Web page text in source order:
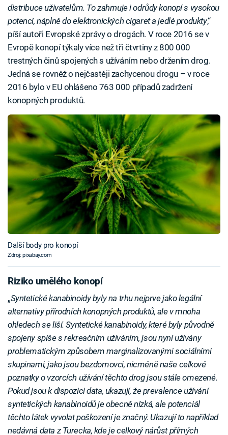
distribuce uživatelům. To zahrnuje i odrůdy konopí s vysokou
potencí, náplně do elektronických cigaret a jedlé produkty,“
píší autoři Evropské zprávy o drogách. V roce 2016 se v
Evropě konopí týkaly více než tři čtvrtiny z 800 000
trestných činů spojených s užíváním nebo držením drog.
Jedná se rovněž o nejčastěji zachycenou drogu – v roce
2016 bylo v EU ohlášeno 763 000 případů zadržení
konopných produktů.
Další body pro konopí
Zdroj: pixabay.com
Riziko umělého konopí
„Syntetické kanabinoidy byly na trhu nejprve jako legální
alternativy přírodních konopných produktů, ale v mnoha
ohledech se liší. Syntetické kanabinoidy, které byly původně
spojeny spíše s rekreačním užíváním, jsou nyní užívány
problematickým způsobem marginalizovanými sociálními
skupinami, jako jsou bezdomovci, nicméně naše celkové
poznatky o vzorcích užívání těchto drog jsou stále omezené.
Pokud jsou k dispozici data, ukazují, že prevalence užívání
syntetických kanabinoidů je obecně nízká, ale potenciál
těchto látek vyvolat poškození je značný. Ukazují to například
nedávná data z Turecka, kde je celkový nárůst přímých